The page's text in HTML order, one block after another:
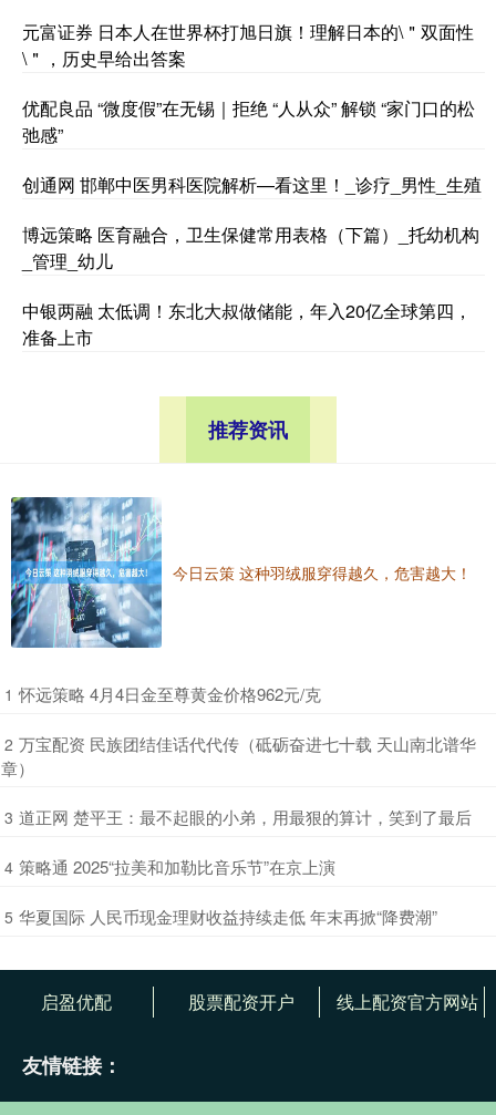
元富证券 日本人在世界杯打旭日旗！理解日本的\＂双面性
\＂，历史早给出答案
优配良品 “微度假”在无锡｜拒绝 “人从众” 解锁 “家门口的松
弛感”
创通网 邯郸中医男科医院解析—看这里！_诊疗_男性_生殖
博远策略 医育融合，卫生保健常用表格（下篇）_托幼机构
_管理_幼儿
中银两融 太低调！东北大叔做储能，年入20亿全球第四，
准备上市
推荐资讯
今日云策 这种羽绒服穿得越久，危害越大！
1 ​怀远策略 4月4日金至尊黄金价格962元/克
2 ​万宝配资 民族团结佳话代代传（砥砺奋进七十载 天山南北谱华
章）
3 ​道正网 楚平王：最不起眼的小弟，用最狠的算计，笑到了最后
4 ​策略通 2025“拉美和加勒比音乐节”在京上演
5 ​华夏国际 人民币现金理财收益持续走低 年末再掀“降费潮”
启盈优配 股票配资开户 线上配资官方网站
友情链接：